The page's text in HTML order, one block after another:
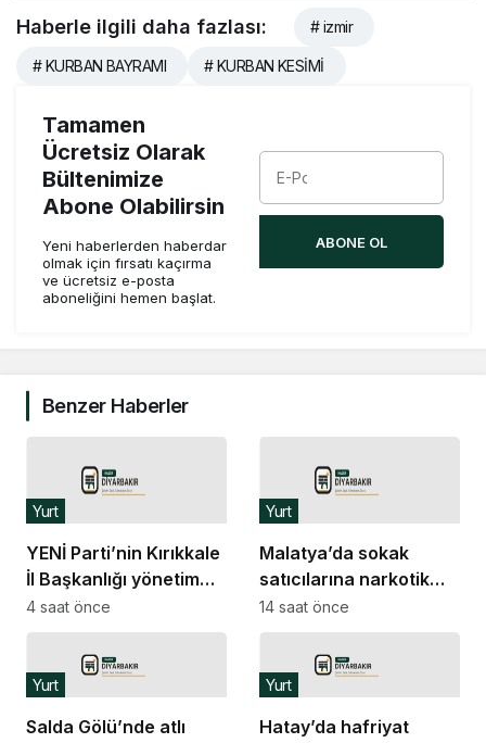
Haberle ilgili daha fazlası: # izmir
# KURBAN BAYRAMI # KURBAN KESİMİ
Tamamen
Ücretsiz Olarak
Bültenimize
Abone Olabilirsin
Yeni haberlerden haberdar
olmak için fırsatı kaçırma
ve ücretsiz e-posta
aboneliğini hemen başlat.
ABONE OL
Benzer Haberler
YENİ Parti’nin Kırıkkale
İl Başkanlığı yönetim
kadrosu açıklandı
Yurt
4 saat önce
Malatya’da sokak
satıcılarına narkotik
operasyonu: 11 şüpheli
tutuklandı
Yurt
14 saat önce
Salda Gölü’nde atlı
Yurt
Hatay’da hafriyat
Yurt